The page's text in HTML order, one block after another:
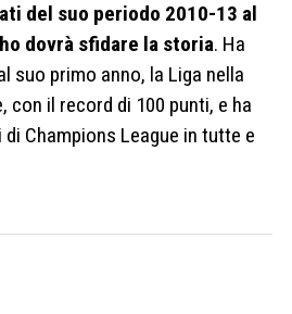
del suo periodo 2010-13 al
dovrà sfidare la storia. Ha
suo primo anno, la Liga nella
con il record di 100 punti, e ha
Champions League in tutte e